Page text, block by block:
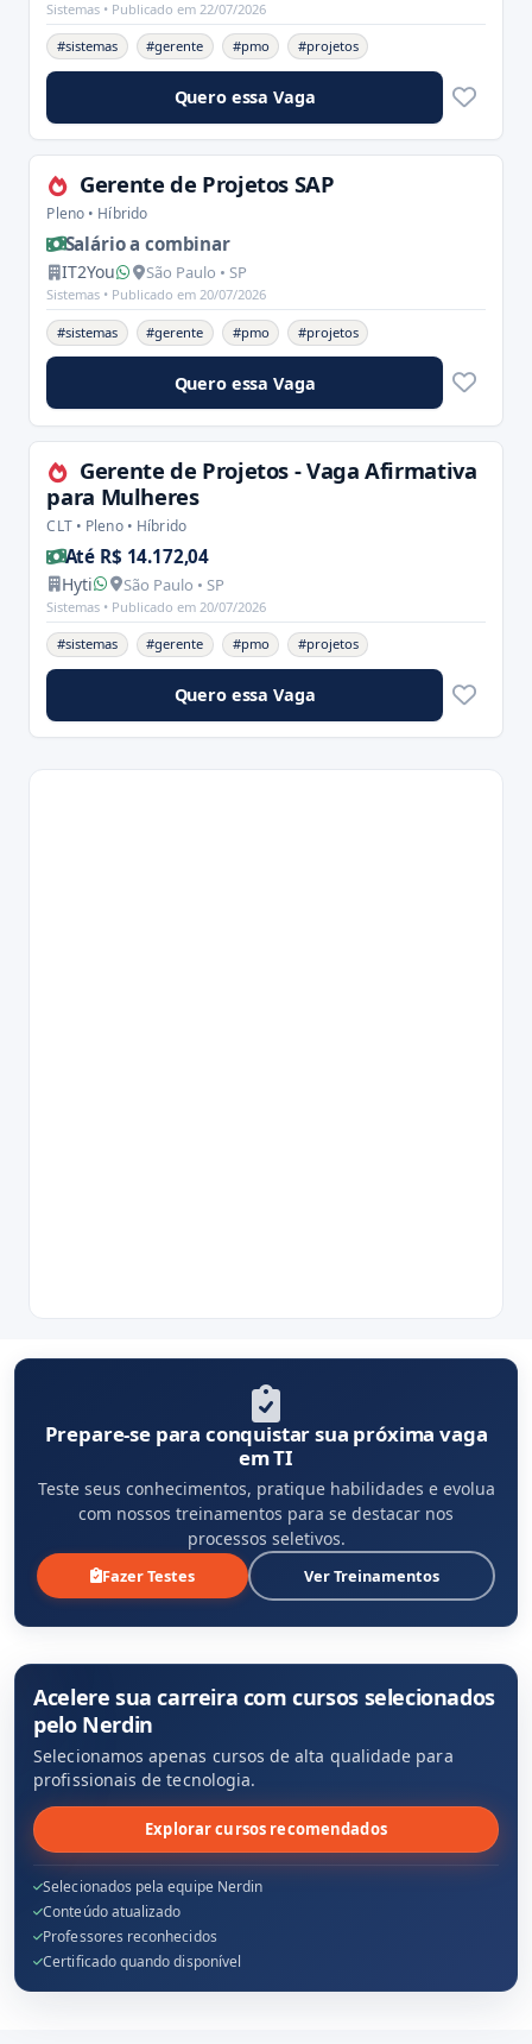
Sistemas • Publicado em 22/07/2026
#sistemas #gerente #pmo #projetos
Quero essa Vaga
Gerente de Projetos SAP
Pleno • Híbrido
Salário a combinar
IT2You São Paulo • SP
Sistemas • Publicado em 20/07/2026
#sistemas #gerente #pmo #projetos
Quero essa Vaga
Gerente de Projetos - Vaga Afirmativa
para Mulheres
CLT • Pleno • Híbrido
Até R$ 14.172,04
Hyti São Paulo • SP
Sistemas • Publicado em 20/07/2026
#sistemas #gerente #pmo #projetos
Quero essa Vaga
Prepare-se para conquistar sua próxima vaga
em TI
Teste seus conhecimentos, pratique habilidades e evolua
com nossos treinamentos para se destacar nos
processos seletivos.
Fazer Testes Ver Treinamentos
Acelere sua carreira com cursos selecionados
pelo Nerdin
Selecionamos apenas cursos de alta qualidade para
profissionais de tecnologia.
Explorar cursos recomendados
Selecionados pela equipe Nerdin
Conteúdo atualizado
Professores reconhecidos
Certificado quando disponível